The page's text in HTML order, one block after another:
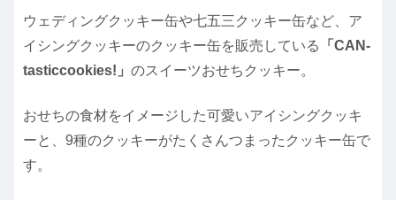
ウェディングクッキー缶や七五三クッキー缶など、ア
イシングクッキーのクッキー缶を販売している
「CAN-
tasticcookies!」 のスイーツおせちクッキー。
おせちの食材をイメージした可愛いアイシングクッキ
ーと、9種のクッキーがたくさんつまったクッキー缶で
す。